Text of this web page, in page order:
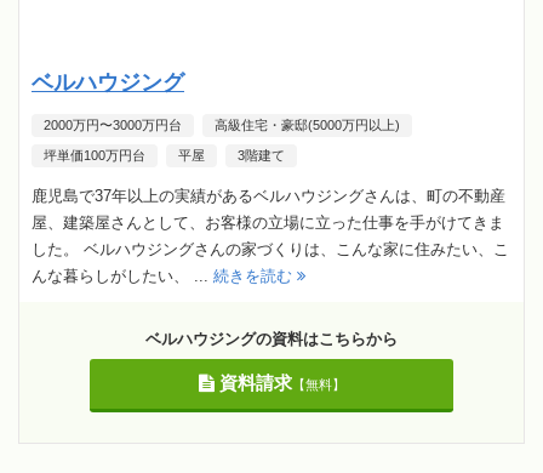
ベルハウジング
2000万円〜3000万円台 高級住宅・豪邸(5000万円以上)
坪単価100万円台 平屋 3階建て
鹿児島で37年以上の実績があるベルハウジングさんは、町の不動産
屋、建築屋さんとして、お客様の立場に立った仕事を手がけてきま
した。 ベルハウジングさんの家づくりは、こんな家に住みたい、こ
んな暮らしがしたい、 ... 続きを読む
ベルハウジングの資料はこちらから
資料請求【無料】